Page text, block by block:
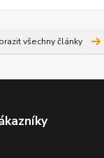
všechny články